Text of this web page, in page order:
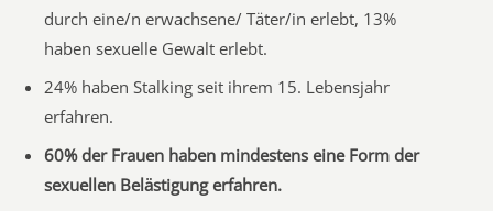
durch eine/n erwachsene/ Täter/in erlebt, 13%
haben sexuelle Gewalt erlebt.
24% haben Stalking seit ihrem 15. Lebensjahr
erfahren.
60% der Frauen haben mindestens eine Form der
sexuellen Belästigung erfahren.